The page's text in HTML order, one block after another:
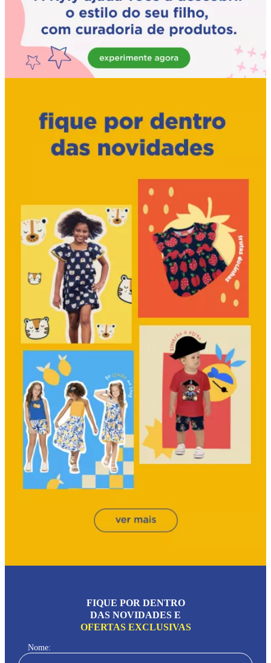
FIQUE POR DENTRO
DAS NOVIDADES E
OFERTAS EXCLUSIVAS
Nome: